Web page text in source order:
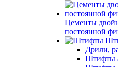
Цементы
постоянной
Дрили,
Штифты